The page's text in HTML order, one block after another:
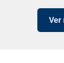
Ver